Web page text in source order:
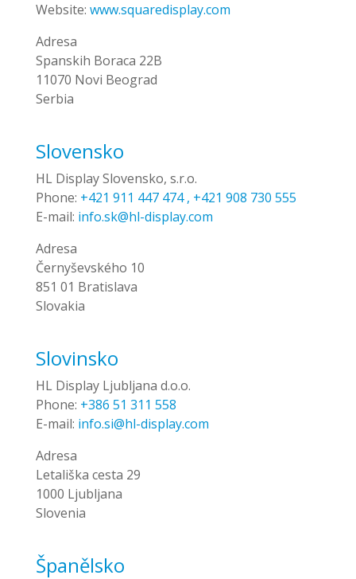
Website: www.squaredisplay.com
Adresa
Spanskih Boraca 22B
11070 Novi Beograd
Serbia
Slovensko
HL Display Slovensko, s.r.o.
Phone: +421 911 447 474 , +421 908 730 555
E-mail: info.sk@hl-display.com
Adresa
Černyševského 10
851 01 Bratislava
Slovakia
Slovinsko
HL Display Ljubljana d.o.o.
Phone: +386 51 311 558
E-mail: info.si@hl-display.com
Adresa
Letališka cesta 29
1000 Ljubljana
Slovenia
Španělsko